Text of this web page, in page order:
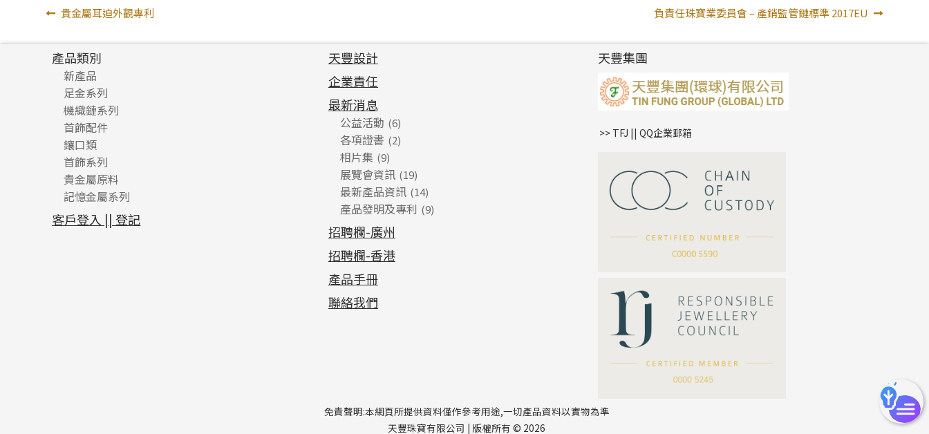
文
章
導
覽
上
篇
文
章:
貴金屬耳迫外觀專利
下
篇
章:
負責任珠寶業委員會 – 產銷監管鏈標準 2017EU
*你的名字
公司名稱
產品類別
新產品
足金系列
足金配件
機織鏈系列
珠仔鏈
镶口链
管狀網鏈
十字車花鏈系列
十字閃O鏈系列
十字錘打鏈系列
側身車花鏈系列
首飾配件
耳環類配件
卷迫系列
螺絲迫系列
梅花迫系列
平臺迫系列
綫拍系列
鏈類配件
動感車花吊墜
調節珠系列
生圈扣系列
龍蝦扣系列
其他類配件
珠盤系列
袖口鈕系列
焊片及鐳射綫
珠類配件
無孔光身珠
空心光身珠
鑲口類
四爪頭系列
六爪頭系列
車花片
動感車花片
鑲口戒指
首飾系列
手镯系列
戒指系列
空心耳環
空心车花管首饰链
貴金屬原料
千足金
記憶金屬系列
記憶戒指
拉簧珠珠手鏈
客戶登入 || 登記
天豐設計
企業責任
最新消息
公益活動 (6)
各項證書 (2)
相片集 (9)
展覽會資訊 (19)
最新產品資訊 (14)
產品發明及專利 (9)
招聘欄-廣州
招聘欄-香港
產品手冊
聯絡我們
天豐集團
>> TFJ || QQ企業郵箱
免責聲明:本網頁所提供資料僅作參考用途,一切產品資料以實物為準
天豐珠寶有限公司 | 版權所有 © 2026